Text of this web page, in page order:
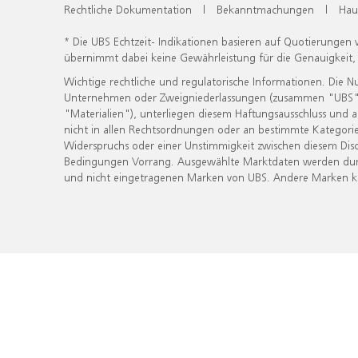
Rechtliche Dokumentation | Bekanntmachungen |
* Die UBS Echtzeit- Indikationen basieren auf
übernimmt dabei keine Gewährleistung für die
Wichtige rechtliche und regulatorische Informationen. Die
Unternehmen oder Zweigniederlassungen (zusammen
"Materialien"), unterliegen diesem Haftungsausschluss
nicht in allen Rechtsordnungen oder an bestimmte
Widerspruchs oder einer Unstimmigkeit zwischen diesem
Bedingungen Vorrang. Ausgewählte Marktdaten werden
und nicht eingetragenen Marken von UBS. Andere Marken